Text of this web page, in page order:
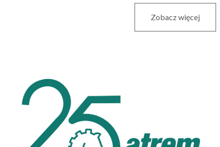
Zobacz więcej